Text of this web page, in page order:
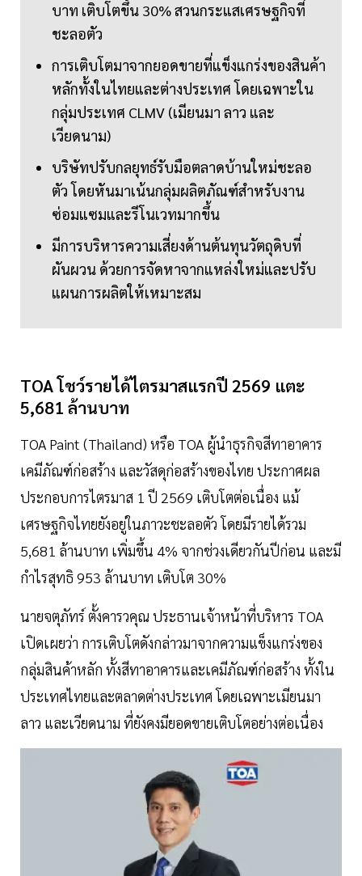
บาท เติบโตขึ้น 30% สวนกระแสเศรษฐกิจที่
ชะลอตัว
การเติบโตมาจากยอดขายที่แข็งแกร่งของสินค้า
หลักทั้งในไทยและต่างประเทศ โดยเฉพาะใน
กลุ่มประเทศ CLMV (เมียนมา ลาว และ
เวียดนาม)
บริษัทปรับกลยุทธ์รับมือตลาดบ้านใหม่ชะลอ
ตัว โดยหันมาเน้นกลุ่มผลิตภัณฑ์สำหรับงาน
ซ่อมแซมและรีโนเวทมากขึ้น
มีการบริหารความเสี่ยงด้านต้นทุนวัตถุดิบที่
ผันผวน ด้วยการจัดหาจากแหล่งใหม่และปรับ
แผนการผลิตให้เหมาะสม
TOA โชว์รายได้ไตรมาสแรกปี 2569 แตะ
5,681 ล้านบาท
TOA Paint (Thailand) หรือ TOA ผู้นำธุรกิจสีทาอาคาร
เคมีภัณฑ์ก่อสร้าง และวัสดุก่อสร้างของไทย ประกาศผล
ประกอบการไตรมาส 1 ปี 2569 เติบโตต่อเนื่อง แม้
เศรษฐกิจไทยยังอยู่ในภาวะชะลอตัว โดยมีรายได้รวม
5,681 ล้านบาท เพิ่มขึ้น 4% จากช่วงเดียวกันปีก่อน และมี
กำไรสุทธิ 953 ล้านบาท เติบโต 30%
นายจตุภัทร์ ตั้งคารวคุณ ประธานเจ้าหน้าที่บริหาร TOA
เปิดเผยว่า การเติบโตดังกล่าวมาจากความแข็งแกร่งของ
กลุ่มสินค้าหลัก ทั้งสีทาอาคารและเคมีภัณฑ์ก่อสร้าง ทั้งใน
ประเทศไทยและตลาดต่างประเทศ โดยเฉพาะเมียนมา
ลาว และเวียดนาม ที่ยังคงมียอดขายเติบโตอย่างต่อเนื่อง